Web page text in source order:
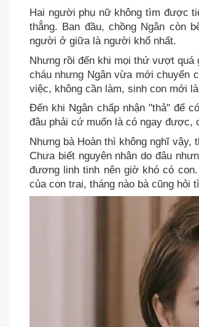
Hai người phụ nữ không tìm được
thẳng. Ban đầu, chồng Ngân còn
người ở giữa là người khổ nhất.
Nhưng rồi đến khi mọi thứ vượt quá
cháu nhưng Ngân vừa mới chuyển
việc, không cần làm, sinh con mới
Đến khi Ngân chấp nhận "thả" để
đâu phải cứ muốn là có ngay được,
Nhưng bà Hoàn thì không nghĩ vậy,
Chưa biết nguyên nhân do đâu
đương linh tinh nên giờ khó có
của con trai, tháng nào bà cũng hỏi